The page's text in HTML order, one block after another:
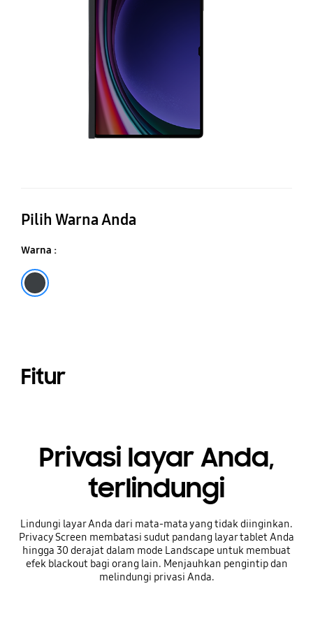
Pilih Warna Anda
Warna :
Fitur
Privasi layar Anda,
terlindungi
Lindungi layar Anda dari mata-mata yang tidak diinginkan.
Privacy Screen membatasi sudut pandang layar tablet Anda
hingga 30 derajat dalam mode Landscape untuk membuat
efek blackout bagi orang lain. Menjauhkan pengintip dan
melindungi privasi Anda.